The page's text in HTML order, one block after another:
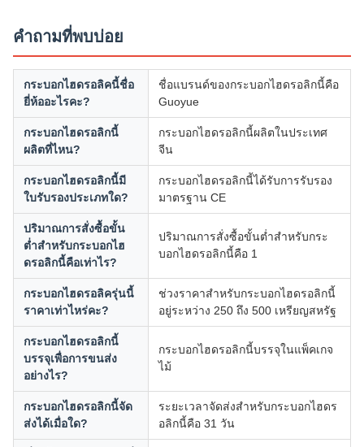
คำถามที่พบบ่อย
กระบอกไฮดรอลิคนี้ชื่อ
ยี่ห้ออะไรคะ?
ชื่อแบรนด์ของกระบอกไฮดรอลิกนี้คือ
Guoyue
กระบอกไฮดรอลิกนี้
ผลิตที่ไหน?
กระบอกไฮดรอลิกนี้ผลิตในประเทศ
จีน
กระบอกไฮดรอลิกนี้มี
ใบรับรองประเภทใด?
กระบอกไฮดรอลิกนี้ได้รับการรับรอง
มาตรฐาน CE
ปริมาณการสั่งซื้อขั้น
ต่ำสำหรับกระบอกไฮ
ดรอลิกนี้คือเท่าไร?
ปริมาณการสั่งซื้อขั้นต่ำสำหรับกระ
บอกไฮดรอลิกนี้คือ 1
กระบอกไฮดรอลิครุ่นนี้
ราคาเท่าไหร่คะ?
ช่วงราคาสำหรับกระบอกไฮดรอลิกนี้
อยู่ระหว่าง 250 ถึง 500 เหรียญสหรัฐ
กระบอกไฮดรอลิกนี้
บรรจุเพื่อการขนส่ง
อย่างไร?
กระบอกไฮดรอลิกนี้บรรจุในแพ็คเกจ
ไม้
กระบอกไฮดรอลิกนี้จัด
ส่งได้เมื่อใด?
ระยะเวลาจัดส่งสำหรับกระบอกไฮดร
อลิกนี้คือ 31 วัน